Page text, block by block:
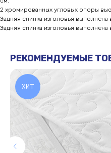
2 хромированных угловых опоры
Задняя спинка изголовья выполнена
Задняя спинка изголовья выполнена
РЕКОМЕНДУЕМЫЕ
ХИТ
ЧАСТО
ВОПРОСЫ